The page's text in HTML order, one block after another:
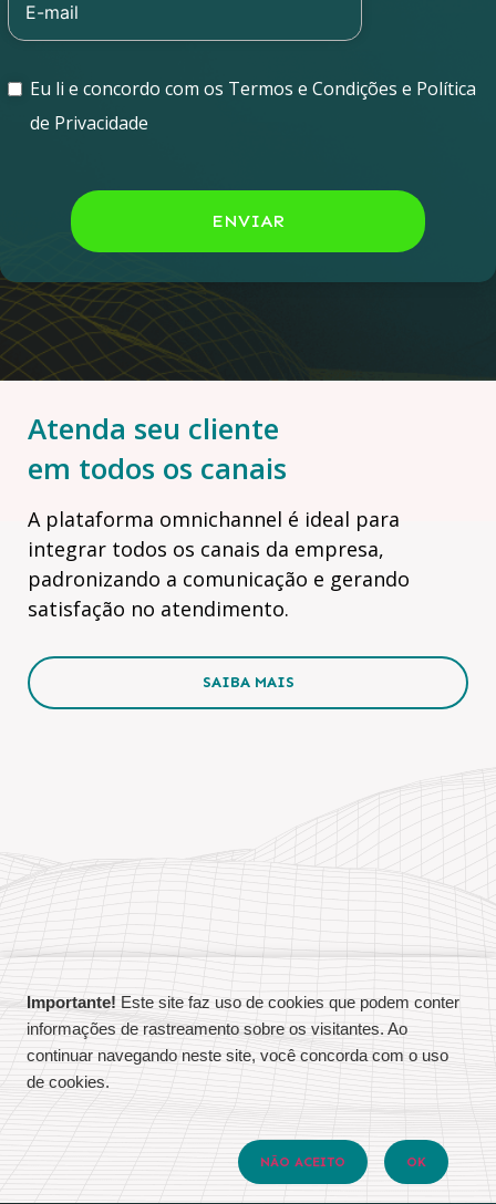
Eu li e concordo com os Termos e Condições e Política
de Privacidade
ENVIAR
Atenda seu cliente
em todos os canais
A plataforma omnichannel é ideal para
integrar todos os canais da empresa,
padronizando a comunicação e gerando
satisfação no atendimento.
SAIBA MAIS
Importante! Este site faz uso de cookies que podem conter
informações de rastreamento sobre os visitantes. Ao
continuar navegando neste site, você concorda com o uso
de cookies.
NÃO ACEITO OK